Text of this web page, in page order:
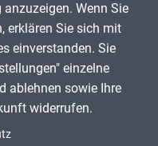
Wenn Sie
erklären Sie sich mit
einverstanden. Sie
einzelne
ablehnen sowie Ihre
widerrufen.